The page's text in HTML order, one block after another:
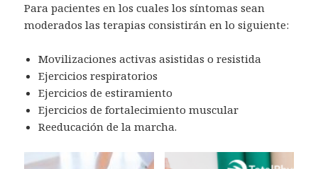
Para pacientes en los cuales los síntomas sean
moderados las terapias consistirán en lo siguiente:
Movilizaciones activas asistidas o resistida
Ejercicios respiratorios
Ejercicios de estiramiento
Ejercicios de fortalecimiento muscular
Reeducación de la marcha.